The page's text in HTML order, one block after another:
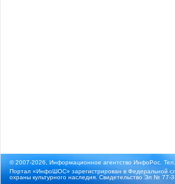
© 2007-2026, Информационное агентство ИнфоРос.
Портал «ИнфоШОС» зарегистрирован в Федеральной
охраны культурного наследия. Свидетельство Эл № 77-